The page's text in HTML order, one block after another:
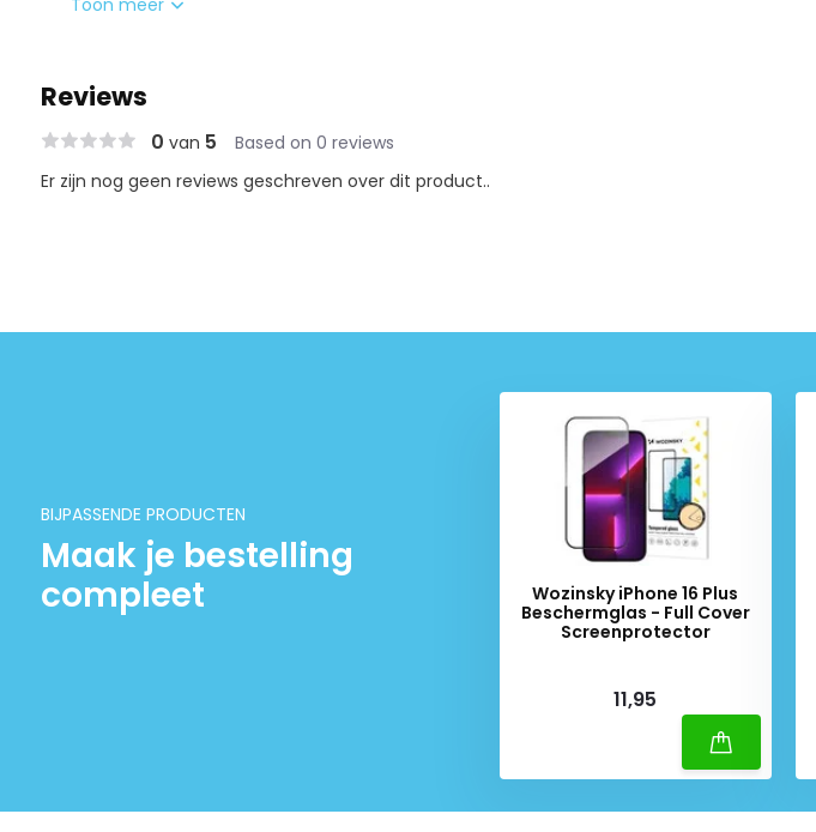
Reviews
0 van 5 Based on 0 reviews
Er zijn nog geen reviews geschreven over dit product..
BIJPASSENDE PRODUCTEN
Maak je bestelling
compleet
Wozinsky iPhone 16 Plus
Beschermglas - Full Cover
Screenprotector
11,95